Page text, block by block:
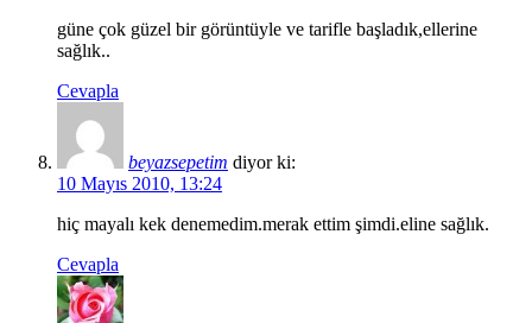
güne çok güzel bir görüntüyle ve tarifle başladık,ellerine
sağlık..
Cevapla
beyazsepetim diyor ki:
10 Mayıs 2010, 13:24
hiç mayalı kek denemedim.merak ettim şimdi.eline sağlık.
Cevapla